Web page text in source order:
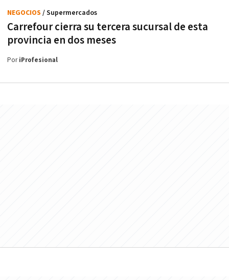
Carrefour cierra su tercera sucursal de esta
provincia en dos meses
NEGOCIOS / Supermercados
PoriProfesional